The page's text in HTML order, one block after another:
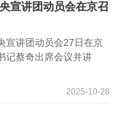
宣讲团动员会在京召
讲团动员会27日在京
记蔡奇出席会议并讲
2025-10-28